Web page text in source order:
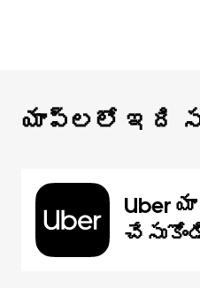
యాప్‌లలో ఇది
Uber